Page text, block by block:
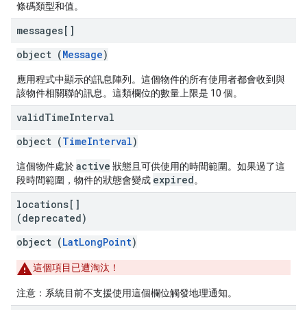
條碼類型和值。
messages[]
object (Message)
應用程式中顯示的訊息陣列。這個物件的所有使用者都會收到與
該物件相關聯的訊息。這類欄位的數量上限是 10 個。
validTimeInterval
object (TimeInterval)
這個物件處於active 狀態且可供使用的時間範圍。如果過了這
段時間範圍，物件的狀態會變成 expired。
locations[]
(deprecated)
object (LatLongPoint)
這個項目已遭淘汰！
注意：系統目前不支援使用這個欄位觸發地理通知。